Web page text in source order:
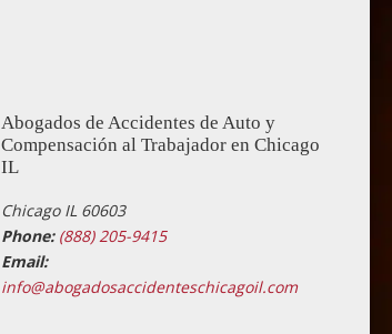
Abogados de Accidentes de Auto y
Compensación al Trabajador en Chicago
IL
Chicago IL 60603
Phone: (888) 205-9415
Email:
info@abogadosaccidenteschicagoil.com